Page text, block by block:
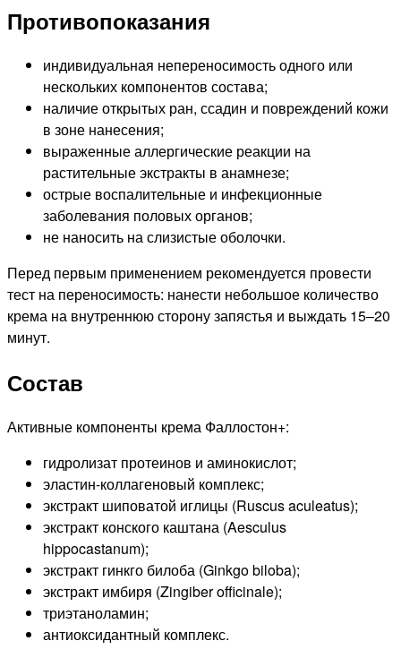
Противопоказания
индивидуальная непереносимость одного или
нескольких компонентов состава;
наличие открытых ран, ссадин и повреждений кожи
в зоне нанесения;
выраженные аллергические реакции на
растительные экстракты в анамнезе;
острые воспалительные и инфекционные
заболевания половых органов;
не наносить на слизистые оболочки.
Перед первым применением рекомендуется провести
тест на переносимость: нанести небольшое количество
крема на внутреннюю сторону запястья и выждать 15–20
минут.
Состав
Активные компоненты крема Фаллостон+:
гидролизат протеинов и аминокислот;
эластин-коллагеновый комплекс;
экстракт шиповатой иглицы (Ruscus aculeatus);
экстракт конского каштана (Aesculus
hippocastanum);
экстракт гинкго билоба (Ginkgo biloba);
экстракт имбиря (Zingiber officinale);
триэтаноламин;
антиоксидантный комплекс.